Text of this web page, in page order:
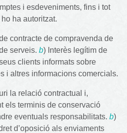
i esdeveniments, fins i tot
ha autoritzat.
contracte de compravenda de
serveis. b) Interès legítim de
clients informats sobre
i altres informacions comercials.
la relació contractual i,
els terminis de conservació
eventuals responsabilitats. b)
d’oposició als enviaments